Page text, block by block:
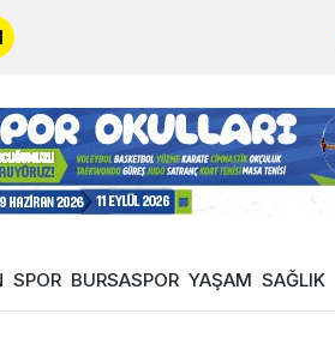
SPOR BURSASPOR YAŞAM SAĞLIK